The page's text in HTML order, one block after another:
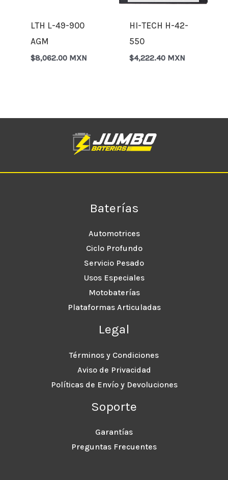
LTH L-49-900
AGM
$8,062.00 MXN
HI-TECH H-42-
550
$4,222.40 MXN
Baterías
Automotrices
Ciclo Profundo
Servicio Pesado
Usos Especiales
Motobaterías
Plataformas Articuladas
Legal
Términos y Condiciones
Aviso de Privacidad
Políticas de Envío y Devoluciones
Soporte
Garantías
Preguntas Frecuentes